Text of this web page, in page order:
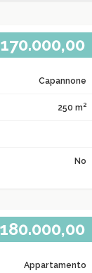
Capannone
250 m2
No
Appartamento